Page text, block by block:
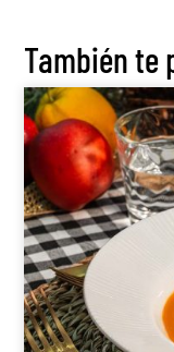
También te